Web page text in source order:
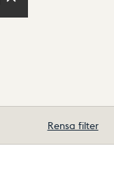
Rensa filter